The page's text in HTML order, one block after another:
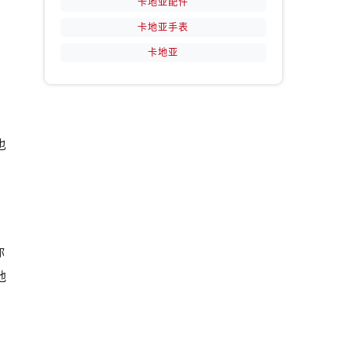
卡地亚配件
卡地亚手表
卡地亚